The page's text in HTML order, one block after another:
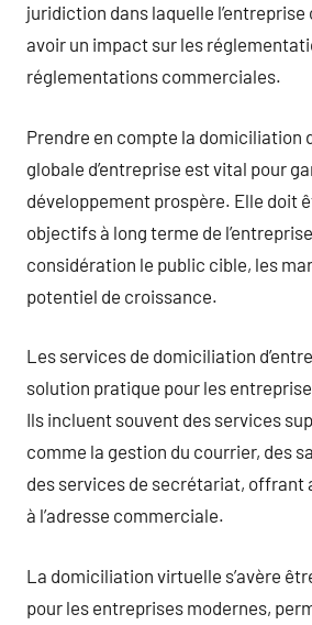
juridiction dans laquelle
avoir un impact sur les
réglementations commerciales.
Prendre en compte la domiciliation
globale d’entreprise est vital pour
développement prospère. Elle doit
objectifs à long terme de
considération le public cible, les
potentiel de croissance.
Les services de domiciliation
solution pratique pour les
Ils incluent souvent des services
comme la gestion du courrier, des
des services de secrétariat, offrant
à l’adresse commerciale.
La domiciliation virtuelle s’avère
pour les entreprises modernes,